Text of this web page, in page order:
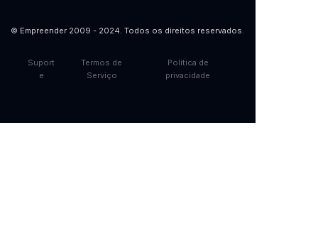
© Empreender 2009 - 2024. Todos os direitos reservados.
Suport
e
Termos de
Serviço
Politica de
privacidade